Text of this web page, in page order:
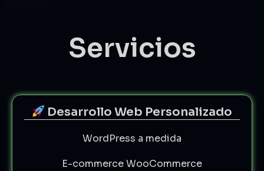
Servicios
Desarrollo Web Personalizado
WordPress a medida
E-commerce WooCommerce